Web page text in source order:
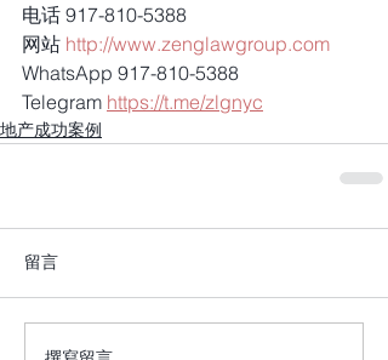
电话 917-810-5388
网站 http://www.zenglawgroup.com
WhatsApp 917-810-5388
Telegram https://t.me/zlgnyc
地产成功案例
留言